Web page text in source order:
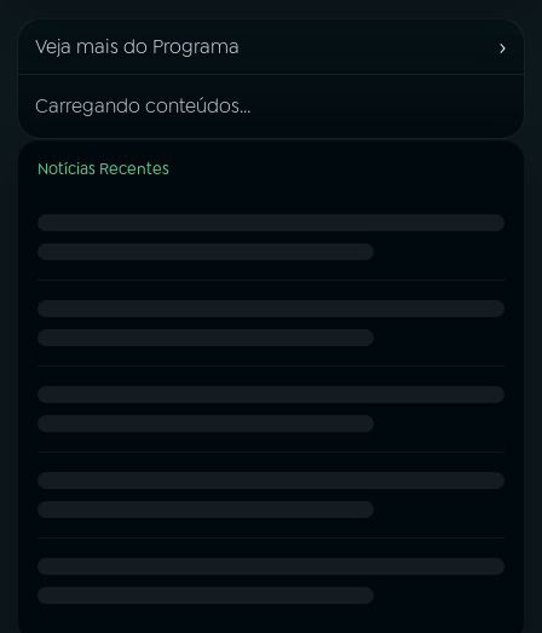
Veja mais do Programa ›
Carregando conteúdos...
Notícias Recentes